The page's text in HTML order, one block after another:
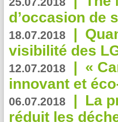
d’occasion de
18.07.2018 |
visibilité des
12.07.2018 | «
innovant et
06.07.2018 | La
réduit les